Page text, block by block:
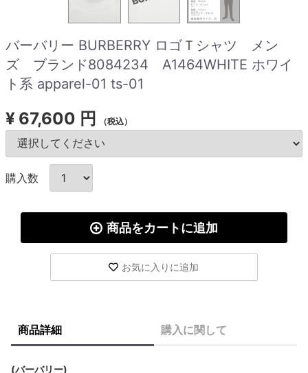
バーバリー BURBERRY ロゴＴシャツ メン
ズ ブランド8084234 A1464WHITE ホワイ
ト系 apparel-01 ts-01
¥ 67,600 円 （税込）
購入数
商品をカートに追加
お気に入りに追加
商品詳細 購入に関して
(バーバリー)